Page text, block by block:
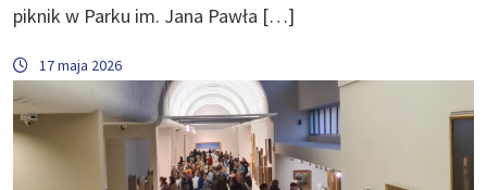
piknik w Parku im. Jana Pawła […]
17 maja 2026